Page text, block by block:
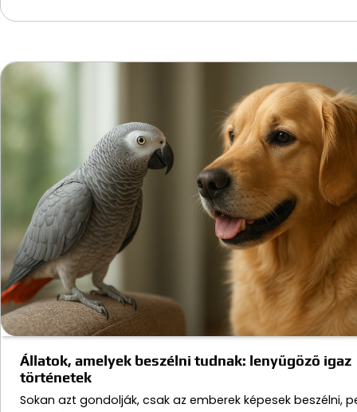
Állatok, amelyek beszélni tudnak: lenyűgöző igaz
történetek
Sokan azt gondolják, csak az emberek képesek beszélni,